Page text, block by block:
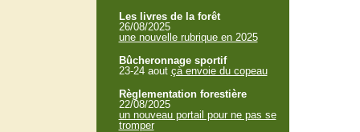
Les livres de la forêt
26/08/2025
une nouvelle rubrique en 2025
Bûcheronnage sportif
23-24 aout çà envoie du copeau
Règlementation forestière
22/08/2025
un nouveau portail pour ne pas se
tromper